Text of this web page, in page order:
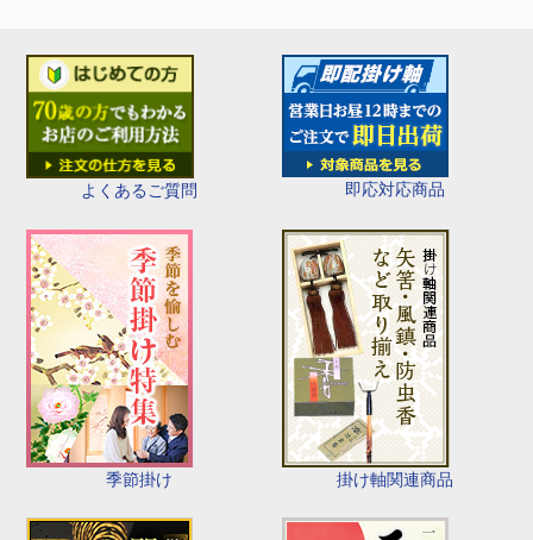
よくあるご質問 即応対応商品
季節掛け 掛け軸関連商品